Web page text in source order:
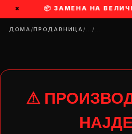
× 📦 ЗАМЕНА НА
ДОМА/ПРОДАВНИЦА/…/…
⚠